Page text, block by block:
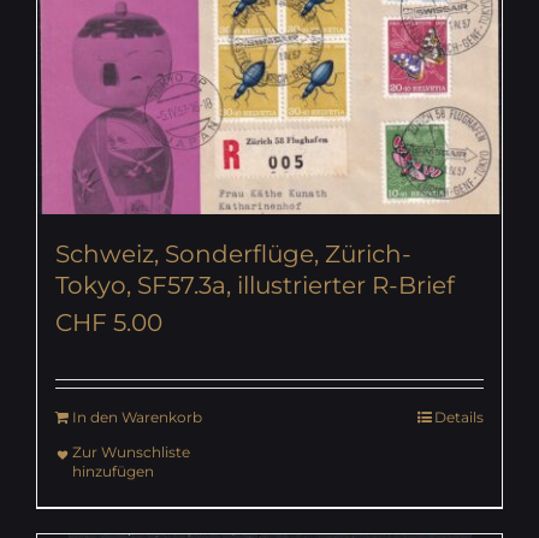
Schweiz, Sonderflüge, Zürich-
Tokyo, SF57.3a, illustrierter R-Brief
CHF 5.00
In den Warenkorb
Details
Zur Wunschliste
hinzufügen